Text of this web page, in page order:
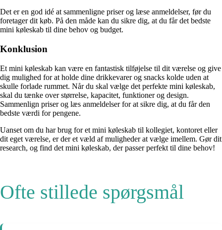
Det er en god idé at sammenligne priser og læse anmeldelser, før du
foretager dit køb. På den måde kan du sikre dig, at du får det bedste
mini køleskab til dine behov og budget.
Konklusion
Et mini køleskab kan være en fantastisk tilføjelse til dit værelse og give
dig mulighed for at holde dine drikkevarer og snacks kolde uden at
skulle forlade rummet. Når du skal vælge det perfekte mini køleskab,
skal du tænke over størrelse, kapacitet, funktioner og design.
Sammenlign priser og læs anmeldelser for at sikre dig, at du får den
bedste værdi for pengene.
Uanset om du har brug for et mini køleskab til kollegiet, kontoret eller
dit eget værelse, er der et væld af muligheder at vælge imellem. Gør dit
research, og find det mini køleskab, der passer perfekt til dine behov!
Ofte stillede spørgsmål